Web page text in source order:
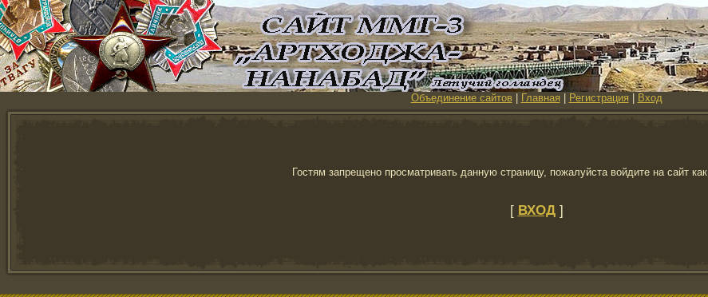
Объединение сайтов| Главная Регистрация Вход
Гостям запрещено просматривать данную страницу, пожалуйста войдите на сайт
[ ВХОД]